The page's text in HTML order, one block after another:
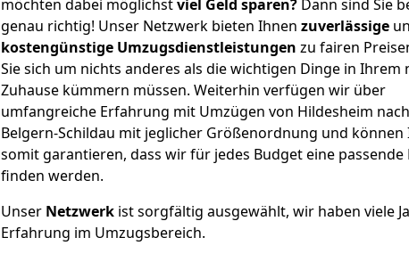
möchten dabei möglichstviel Geld sparen? Dann sind Sie
genau richtig! Unser Netzwerk bieten Ihnen zuverlässige
kostengünstige Umzugsdienstleistungen zu fairen
Sie sich um nichts anderes als die wichtigen Dinge in Ihrem
Zuhause kümmern müssen. Weiterhin verfügen wir über
umfangreiche Erfahrung mit Umzügen von Hildesheim nach
Belgern-Schildau mit jeglicher Größenordnung und können
somit garantieren, dass wir für jedes Budget eine passende
finden werden.
Unser Netzwerk ist sorgfältig ausgewählt, wir haben viele
Erfahrung im Umzugsbereich.